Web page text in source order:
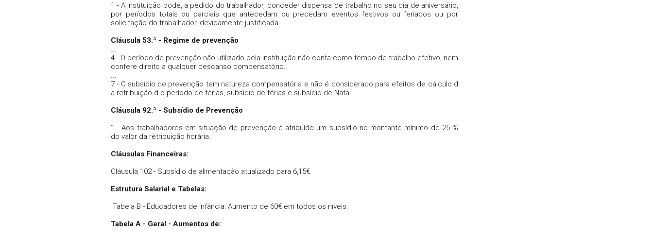
1 - A instituição pode, a pedido do trabalhador, conceder dispensa de trabalho no seu dia de aniversário,
por períodos totais ou parciais que antecedam ou precedam eventos festivos ou feriados ou por
solicitação do trabalhador, devidamente justificada.
Cláusula 53.ª - Regime de prevenção
...
4 - O período de prevenção não utilizado pela instituição não conta como tempo de trabalho efetivo, nem
confere direito a qualquer descanso compensatório.
...
7 - O subsídio de prevenção tem natureza compensatória e não é considerado para efeitos de cálculo d
a retribuição d o período de férias, subsídio de férias e subsídio de Natal.
Cláusula 92.ª - Subsídio de Prevenção
1 - Aos trabalhadores em situação de prevenção é atribuído um subsídio no montante mínimo de 25 %
do valor da retribuição horária.
Cláusulas Financeiras:
Cláusula 102 - Subsídio de alimentação atualizado para 6,15€.
Estrutura Salarial e Tabelas:
Tabela B - Educadores de infância: Aumento de 60€ em todos os níveis;
Tabela A - Geral - Aumentos de: